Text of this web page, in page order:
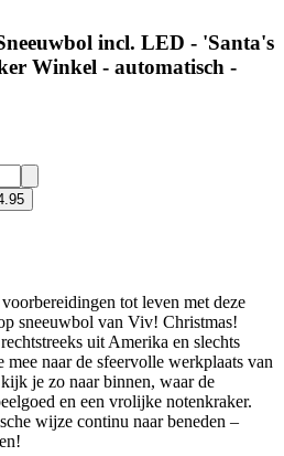
incl. LED - 'Santa's
Winkel - automatisch -
tot leven met deze
sneeuwbol van Viv! Christmas!
uit Amerika en slechts
mee naar de sfeervolle werkplaats van
je zo naar binnen, waar de
en een vrolijke notenkraker.
wijze continu naar beneden –